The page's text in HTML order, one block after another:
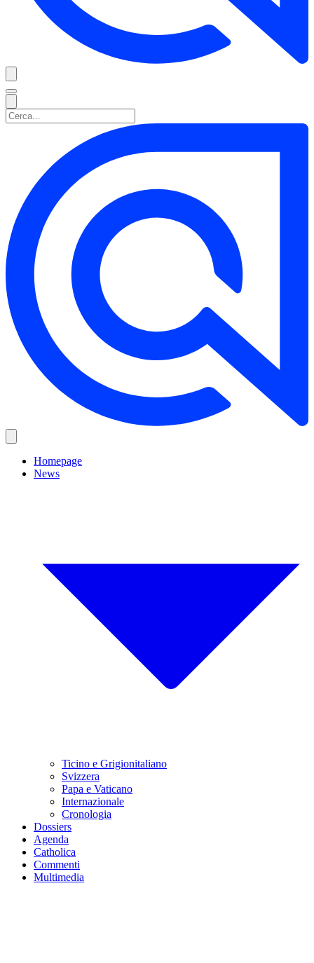
Homepage
News
Ticino e Grigionitaliano
Svizzera
Papa e Vaticano
Internazionale
Cronologia
Dossiers
Agenda
Catholica
Commenti
Multimedia